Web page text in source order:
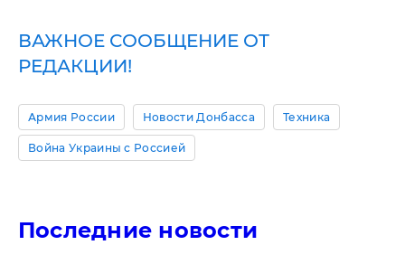
ВАЖНОЕ СООБЩЕНИЕ ОТ
РЕДАКЦИИ!
Армия России Новости Донбасса Техника
Война Украины с Россией
Последние новости